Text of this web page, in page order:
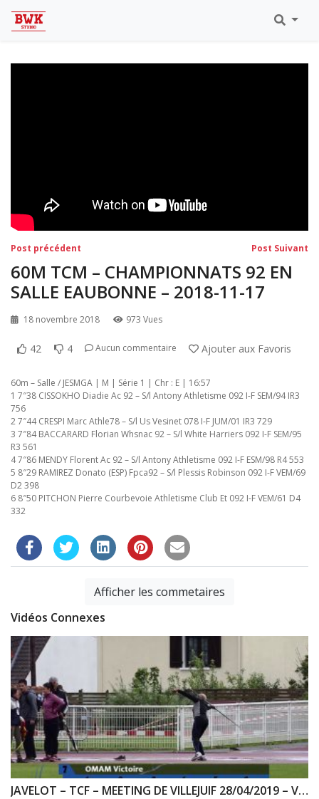
Eaubonne 2019
Navigation
de
l’article
Post précédent Post Suivant
60M TCM – CHAMPIONNATS 92 EN
SALLE EAUBONNE – 2018-11-17
18 novembre 2018 973 Vues
42 4 Aucun commentaire Ajouter aux Favoris
60m – Salle / JESMGA | M | Série 1 | Chr : E | 16:57
1 7″38 CISSOKHO Diadie Ac 92 – S/l Antony Athletisme 092 I-F SEM/94 IR3
756
2 7″44 CRESPI Marc Athle78 – S/l Us Vesinet 078 I-F JUM/01 IR3 729
3 7″84 BACCARARD Florian Whsnac 92 – S/l White Harriers 092 I-F SEM/95
R3 561
4 7″86 MENDY Florent Ac 92 – S/l Antony Athletisme 092 I-F ESM/98 R4 553
5 8″29 RAMIREZ Donato (ESP) Fpca92 – S/l Plessis Robinson 092 I-F VEM/69
D2 398
6 8″50 PITCHON Pierre Courbevoie Athletisme Club Et 092 I-F VEM/61 D4
332
Afficher les commetaires
Vidéos Connexes
JAVELOT – TCF – MEETING DE VILLEJUIF 28/04/2019 – VILLEJUIF